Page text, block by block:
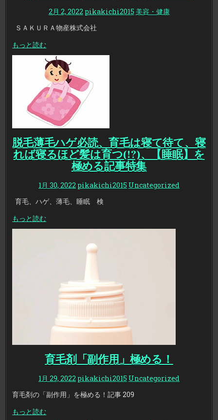
2月 2, 2022 pikakichi2015 美容・健康
ＳＡＫＵＲＡ物産株式会社
もっと読む
脱毛薄毛ハゲ必読、育毛は寝て待て、寝
れば寝るほど髪は育つ(!?)、【睡眠】を
極める記事特集
1月 30, 2022 pikakichi2015 Uncategorized
育毛、ハゲ、薄毛、睡眠 検
もっと読む
育毛剤「副作用」極める！
1月 29, 2022 pikakichi2015 Uncategorized
育毛剤の「副作用」を極める！記事 209
もっと読む